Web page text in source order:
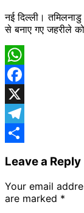
नई दिल्ली।
से बनाए गए जहरीले
WhatsApp
Facebook
X
Telegram
Leave a Reply
Your email
are marked *